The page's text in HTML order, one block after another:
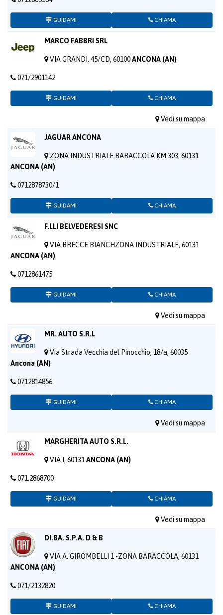
GUIDAMI CHIAMA
MARCO FABBRI SRL
VIA GRANDI, 45/CD, 60100ANCONA (AN)
071/2901142
GUIDAMI CHIAMA
Vedi su mappa
JAGUAR ANCONA
ZONA INDUSTRIALE BARACCOLA KM 303, 60131
ANCONA (AN)
0712878730/1
GUIDAMI CHIAMA
F.LLI BELVEDERESI SNC
VIA BRECCE BIANCHZONA INDUSTRIALE, 60131
ANCONA (AN)
0712861475
GUIDAMI CHIAMA
Vedi su mappa
MR. AUTO S.R.L
Via Strada Vecchia del Pinocchio, 18/a, 60035
Ancona (AN)
0712814856
GUIDAMI CHIAMA
Vedi su mappa
MARGHERITA AUTO S.R.L.
VIA I, 60131 ANCONA (AN)
071.2868700
GUIDAMI CHIAMA
Vedi su mappa
DI.BA. S.P.A. D & B
VIA A. GIROMBELLI 1 -ZONA BARACCOLA, 60131
ANCONA (AN)
071/2132820
GUIDAMI CHIAMA